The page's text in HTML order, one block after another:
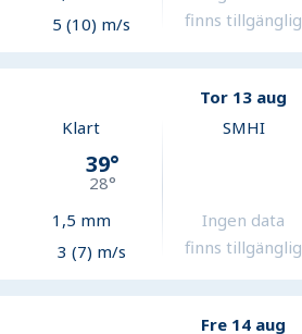
5 (10) m/s
finns tillgänglig
Tor 13 aug
Klart
39°
28°
1,5 mm
3 (7) m/s
SMHI
Ingen data
finns tillgänglig
Fre 14 aug